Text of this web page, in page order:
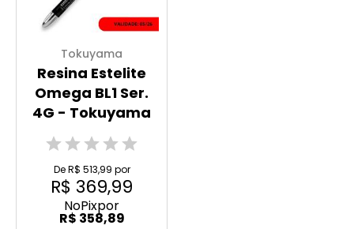
Tokuyama
Resina Estelite
Omega BL1 Ser.
4G - Tokuyama
De R$ 513,99 por
R$ 369,99
NoPixpor
R$ 358,89